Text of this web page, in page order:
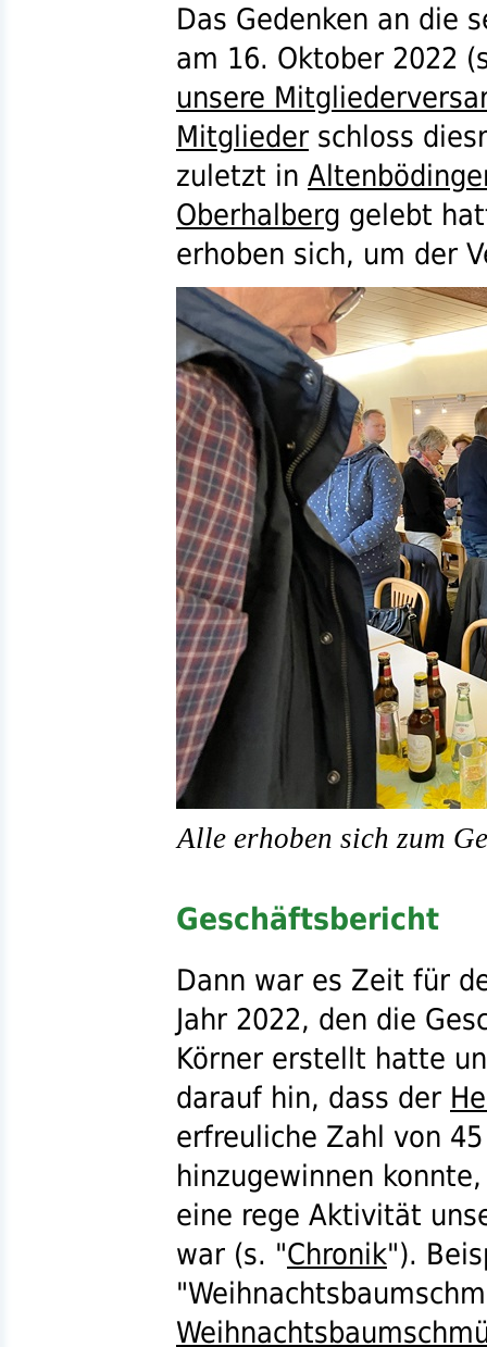
Das Gedenken an die
am 16. Oktober 2022 (
unsere
Mitglieder schloss
zuletzt in
Oberhalberg gelebt
erhoben sich, um der
Alle erhoben sich zum
Geschäftsbericht
Dann war es Zeit für
Jahr 2022, den die
Körner erstellt hatte
darauf hin, dass der
erfreuliche Zahl von
hinzugewinnen
eine rege Aktivität
war (s. "Chronik").